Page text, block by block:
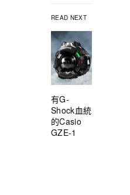
READ NEXT
有G-
Shock血統
的Casio
GZE-1